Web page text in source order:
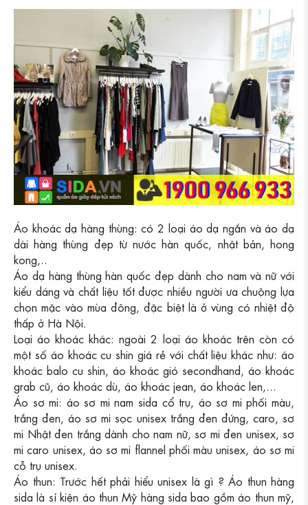
Áo khoác dạ hàng thùng: có 2 loại áo dạ ngắn và áo dạ
dài hàng thùng đẹp từ nước hàn quốc, nhật bản, hong
kong,..
Áo dạ hàng thùng hàn quốc đẹp dành cho nam và nữ với
kiểu dáng và chất liệu tốt được nhiều người ưa chuộng lựa
chọn mặc vào mùa đông, đặc biệt là ở vùng có nhiệt độ
thấp ở Hà Nội.
Loại áo khoác khác: ngoài 2 loại áo khoác trên còn có
một số áo khoác cu shin giá rẻ với chất liệu khác như: áo
khoác balo cu shin, áo khoác gió secondhand, áo khoác
grab cũ, áo khoác dù, áo khoác jean, áo khoác len,...
Áo sơ mi: áo sơ mi nam sida cổ trụ, áo sơ mi phối màu,
trắng đen, áo sơ mi sọc unisex trắng đen đứng, caro, sơ
mi Nhật đen trắng dành cho nam nữ, sơ mi đen unisex, sơ
mi caro unisex, áo sơ mi flannel phối màu unisex, áo sơ mi
cỗ trụ unisex.
Áo thun: Trước hết phải hiểu unisex là gì ? Áo thun hàng
sida là sỉ kiện áo thun Mỹ hàng sida bao gồm áo thun mỹ,